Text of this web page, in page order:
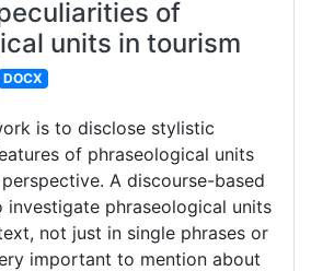
of
units in tourism
DOCX
is to disclose stylistic
of phraseological units
A discourse-based
investigate phraseological units
not just in single phrases or
important to mention about